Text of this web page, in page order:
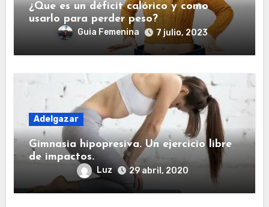
¿Que es un déficit calórico y como
usarlo para perder peso?
Guia Femenina 7 julio, 2023
Adelgazar
Gimnasia hipopresiva. Un ejercicio libre
de impactos.
Luz 29 abril, 2020